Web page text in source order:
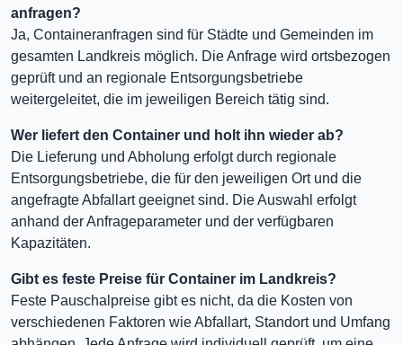
anfragen?
Ja, Containeranfragen sind für Städte und Gemeinden im
gesamten Landkreis möglich. Die Anfrage wird ortsbezogen
geprüft und an regionale Entsorgungsbetriebe
weitergeleitet, die im jeweiligen Bereich tätig sind.
Wer liefert den Container und holt ihn wieder ab?
Die Lieferung und Abholung erfolgt durch regionale
Entsorgungsbetriebe, die für den jeweiligen Ort und die
angefragte Abfallart geeignet sind. Die Auswahl erfolgt
anhand der Anfrageparameter und der verfügbaren
Kapazitäten.
Gibt es feste Preise für Container im Landkreis?
Feste Pauschalpreise gibt es nicht, da die Kosten von
verschiedenen Faktoren wie Abfallart, Standort und Umfang